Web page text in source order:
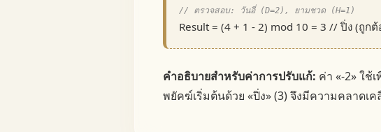
// ตรวจสอบ: วันอี่ (D=2), ยามชวด (H=1)
Result = (4 + 1 - 2) mod 10 = 3 // ปิ่ง (ถูกต้
คำอธิบายสำหรับค่าการปรับแก้: ค่า «-2» ใช้
พยัคฆ์เริ่มต้นด้วย «ปิ่ง» (3) จึงมีความคลาด